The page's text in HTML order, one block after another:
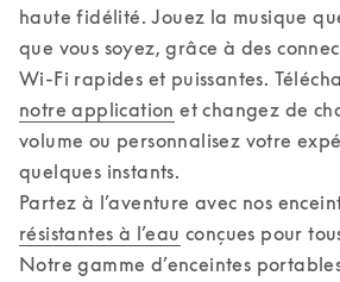
haute fidélité. Jouez la musique
que vous soyez, grâce à des
Wi-Fi rapides et puissantes.
notre application et changez de
volume ou personnalisez votre
quelques instants.
Partez à l’aventure avec nos
résistantes à l’eau conçues pour
Notre gamme d’enceintes